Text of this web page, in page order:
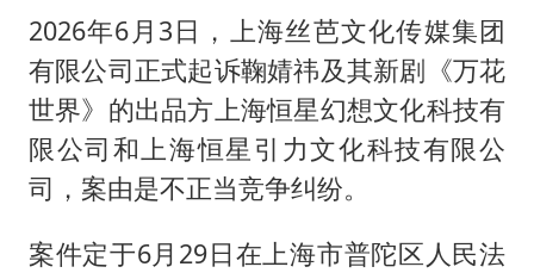
2026年6月3日，上海丝芭文化传媒集团
有限公司正式起诉鞠婧祎及其新剧《万花
世界》的出品方上海恒星幻想文化科技有
限公司和上海恒星引力文化科技有限公
司，案由是不正当竞争纠纷。
案件定于6月29日在上海市普陀区人民法